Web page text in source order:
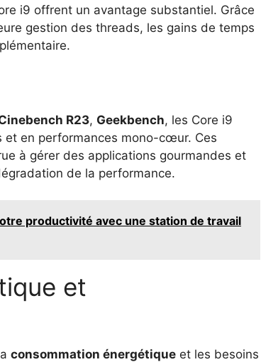
i9 offrent un avantage substantiel. Grâce
gestion des threads, les gains de temps
R23, Geekbench, les Core i9
et en performances mono-cœur. Ces
à gérer des applications gourmandes et
de la performance.
productivité avec une station de travail
et
consommation énergétique et les besoins